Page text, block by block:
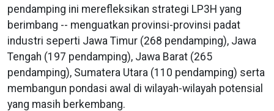
pendamping ini merefleksikan strategi LP3H yang
berimbang -- menguatkan provinsi-provinsi padat
industri seperti Jawa Timur (268 pendamping), Jawa
Tengah (197 pendamping), Jawa Barat (265
pendamping), Sumatera Utara (110 pendamping) serta
membangun pondasi awal di wilayah-wilayah potensial
yang masih berkembang.